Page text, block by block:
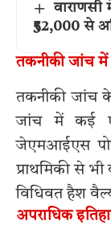
₹52,000 से
तकनीकी जांच
तकनीकी जांच के
जांच में कई
जेएमआईएस
प्राथमिकी से
विधिवत हैश
अपराधिक